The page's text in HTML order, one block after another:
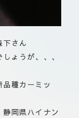
さん
ょうが、、、
種カーミッ
岡県ハイナン